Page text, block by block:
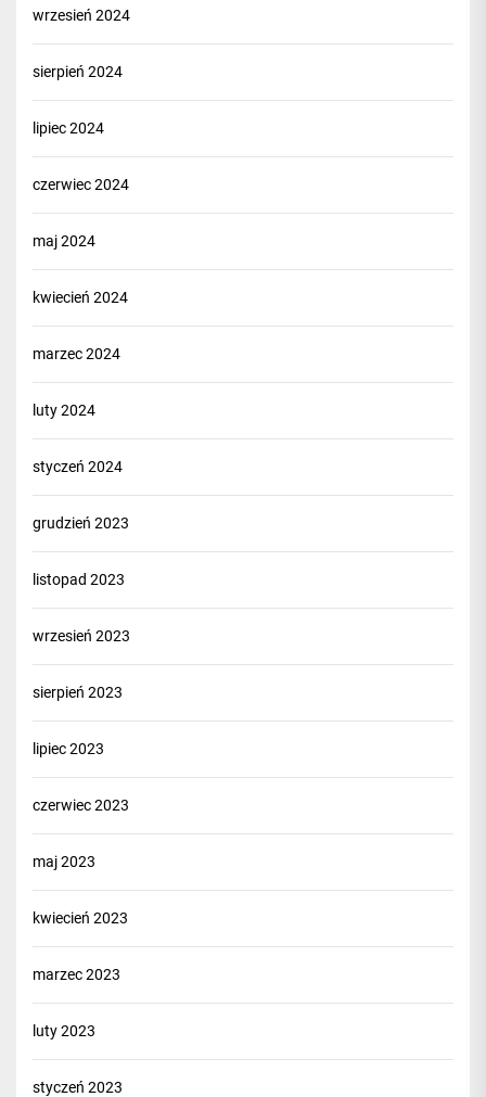
wrzesień 2024
sierpień 2024
lipiec 2024
czerwiec 2024
maj 2024
kwiecień 2024
marzec 2024
luty 2024
styczeń 2024
grudzień 2023
listopad 2023
wrzesień 2023
sierpień 2023
lipiec 2023
czerwiec 2023
maj 2023
kwiecień 2023
marzec 2023
luty 2023
styczeń 2023